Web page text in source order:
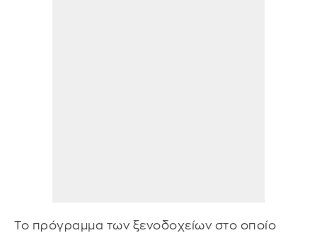
Το πρόγραμμα των ξενοδοχείων στο οποίο